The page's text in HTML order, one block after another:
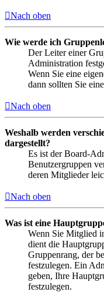
Nach oben
Wie werde ich
Der Leiter einer
Administration
Wenn Sie eine
dann sollten Sie
Nach oben
Weshalb werden
dargestellt?
Es ist der Board-
Benutzergruppen
deren Mitglieder
Nach oben
Was ist eine
Wenn Sie Mitglied
dient die
Gruppenrang, der
festzulegen. Ein
geben, Ihre
festzulegen.